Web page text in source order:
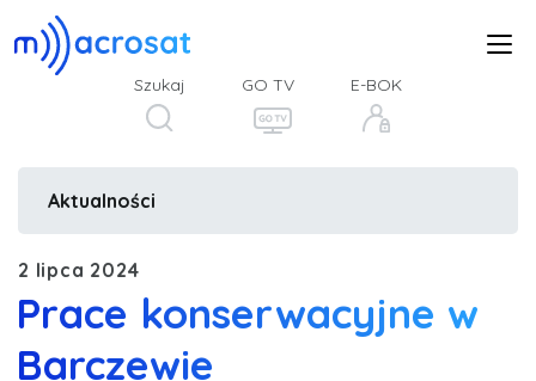
Szukaj GO TV E-BOK
Aktualności
2 lipca 2024
Prace konserwacyjne w
Barczewie